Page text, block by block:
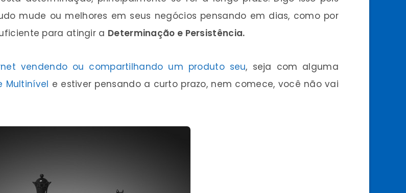
mude ou melhores em seus negócios pensando em dias, como por
para atingir a Determinação e Persistência.
vendendo ou compartilhando um produto seu, seja com alguma
Multinível e estiver pensando a curto prazo, nem comece, você não vai